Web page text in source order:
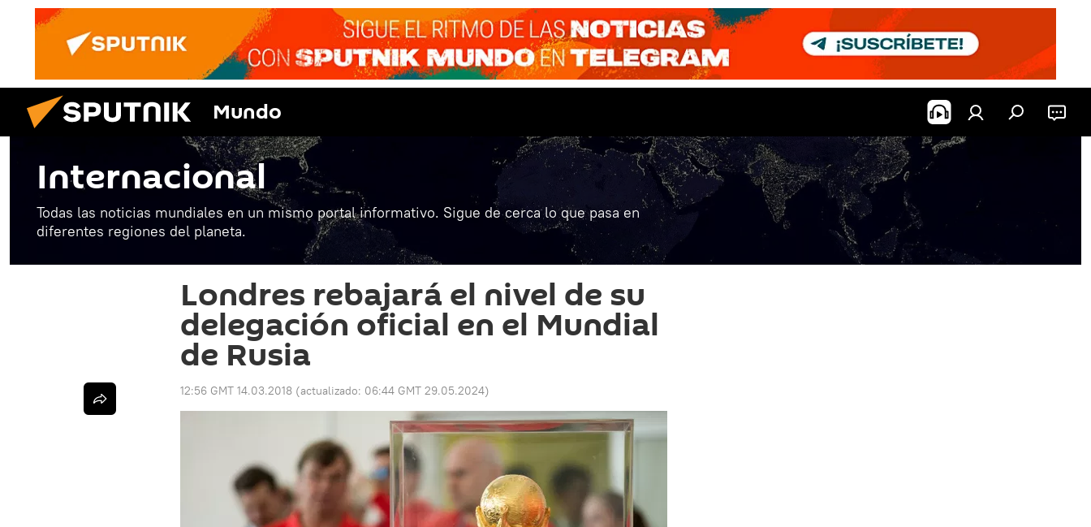
Mundo
Internacional
Todas las noticias mundiales en un mismo portal informativo. Sigue de cerca lo que pasa en
diferentes regiones del planeta.
Londres rebajará el nivel de su
delegación oficial en el Mundial
de Rusia
12:56 GMT 14.03.2018 (actualizado: 06:44 GMT 29.05.2024)